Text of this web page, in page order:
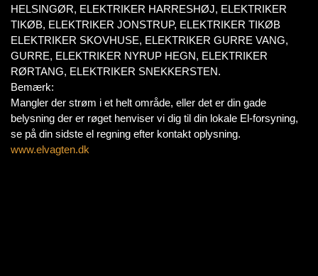
HELSINGØR, ELEKTRIKER HARRESHØJ, ELEKTRIKER
TIKØB, ELEKTRIKER JONSTRUP, ELEKTRIKER TIKØB
ELEKTRIKER SKOVHUSE, ELEKTRIKER GURRE VANG,
GURRE, ELEKTRIKER NYRUP HEGN, ELEKTRIKER
RØRTANG, ELEKTRIKER SNEKKERSTEN.
Bemærk:
Mangler der strøm i et helt område, eller det er din gade
belysning der er røget henviser vi dig til din lokale El-forsyning,
se på din sidste el regning efter kontakt oplysning.
www.elvagten.dk